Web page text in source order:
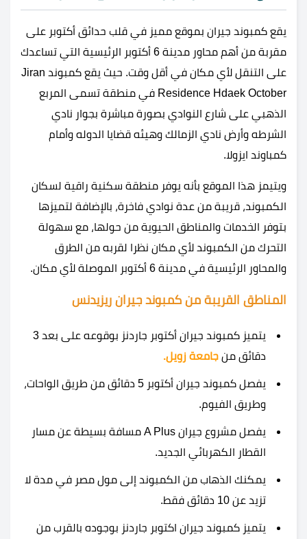
يقع كمبوند جيران بموقع مميز في قلب حدائق أكتوبر على
مقربة من أهم محاور مدينة 6 أكتوبر الرئيسية التي تساعدك
على التنقل لأي مكان في أقل وقت. حيث يقع كمبوند Jiran
Residence Hdaek October في منطقة تسمى المربع
الذهبي على شارع النوادي بصورة مباشرة بجوار نادي
الشرطه وأرض نادي الزمالك وهيئه قضايا الدوله وأمام
كمباوند ايزولا.
ويتيمز هذا الموقع بأنه يوفر منطقة سكنية راقية لسكان
الكمبوند، قريبة من عدة نوادي فاخرة، بالإضافة لتميزها
بتوفر الخدمات والمناطق الحيوية من حولها، مع سهولة
التحرك من الكمبوند لأي مكان نظرا لقربه من الطرق
والمحاور الرئيسية في مدينة 6 أكتوبر الموصلة لأي مكان.
المناطق القريبة من كمبوند جيران ريزيدنس
يتميز كمبوند جيران أكتوبر جاردنز بوقوعه على بعد 3
دقائق من جامعة زويل.
يفصل كمبوند جيران أكتوبر 5 دقائق من طريق الواحات،
وطريق الفيوم.
يفصل مشروع جيران A Plus مسافة بسيطة عن مسار
القطار الكهربائي الجديد.
يمكنك الذهاب من الكمبوند إلى مول مصر في مدة لا
تزيد عن 10 دقائق فقط.
يتميز كمبوند جيران اكتوبر جاردنز بوجوده بالقرب من